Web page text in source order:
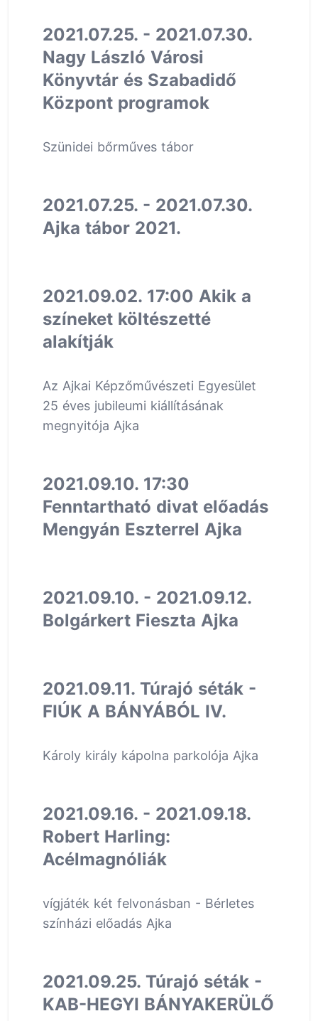
2021.07.25. - 2021.07.30.
Nagy László Városi
Könyvtár és Szabadidő
Központ programok
Szünidei bőrműves tábor
2021.07.25. - 2021.07.30.
Ajka tábor 2021.
2021.09.02. 17:00 Akik a
színeket költészetté
alakítják
Az Ajkai Képzőművészeti Egyesület
25 éves jubileumi kiállításának
megnyitója Ajka
2021.09.10. 17:30
Fenntartható divat előadás
Mengyán Eszterrel Ajka
2021.09.10. - 2021.09.12.
Bolgárkert Fieszta Ajka
2021.09.11. Túrajó séták -
FIÚK A BÁNYÁBÓL IV.
Károly király kápolna parkolója Ajka
2021.09.16. - 2021.09.18.
Robert Harling:
Acélmagnóliák
vígjáték két felvonásban - Bérletes
színházi előadás Ajka
2021.09.25. Túrajó séták -
KAB-HEGYI BÁNYAKERÜLŐ